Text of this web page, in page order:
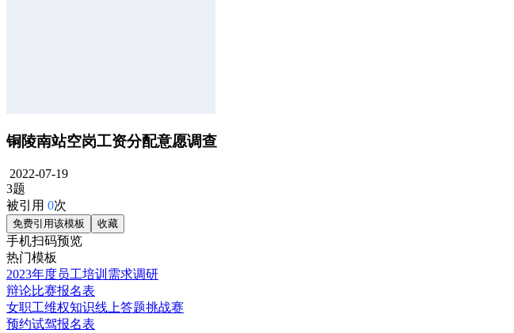
铜陵南站空岗工资分配意愿调查
2022-07-19
3题
被引用 0次
免费引用该模板 收藏
手机扫码预览
热门模板
2023年度员工培训需求调研
辩论比赛报名表
女职工维权知识线上答题挑战赛
预约试驾报名表